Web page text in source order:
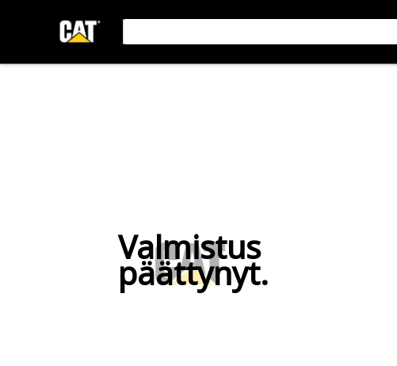
Valmistus
päättynyt.